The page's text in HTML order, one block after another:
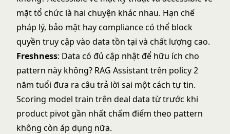
mặt tổ chức là hai chuyện khác nhau. Hạn chế
pháp lý, bảo mật hay compliance có thể block
quyền truy cập vào data tồn tại và chất lượng cao.
Freshness: Data có đủ cập nhật để hữu ích cho
pattern này không? RAG Assistant trên policy 2
năm tuổi đưa ra câu trả lời sai một cách tự tin.
Scoring model train trên deal data từ trước khi
product pivot gần nhất chấm điểm theo pattern
không còn áp dụng nữa.